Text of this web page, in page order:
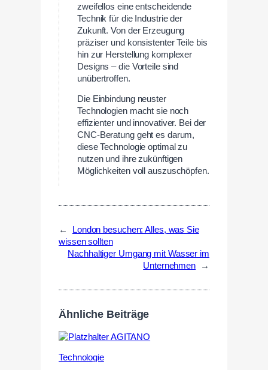
zweifellos eine entscheidende
Technik für die Industrie der
Zukunft. Von der Erzeugung
präziser und konsistenter Teile bis
hin zur Herstellung komplexer
Designs – die Vorteile sind
unübertroffen.
Die Einbindung neuster
Technologien macht sie noch
effizienter und innovativer. Bei der
CNC-Beratung geht es darum,
diese Technologie optimal zu
nutzen und ihre zukünftigen
Möglichkeiten voll auszuschöpfen.
←
London besuchen: Alles, was Sie
wissen sollten
Nachhaltiger Umgang mit Wasser im
Unternehmen
→
Ähnliche Beiträge
Technologie